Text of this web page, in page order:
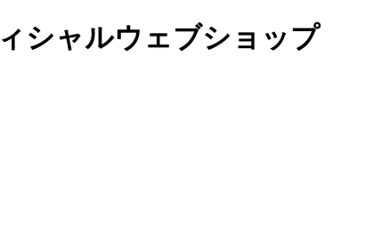
シャルウェブショップ